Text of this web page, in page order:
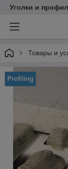
Уголки и
Товары и
Profiling